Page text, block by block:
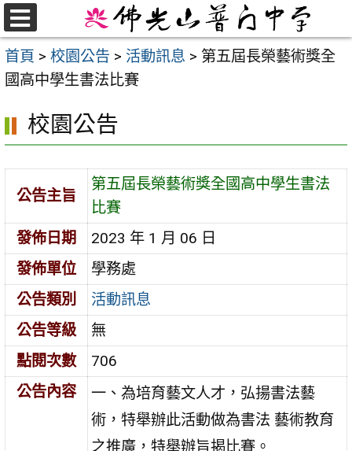
跳
至
主
要
首頁 > 校園公告 > 活動訊息 > 第五屆長榮藝術獎全
國高中學生書法比賽
校園公告
公告主旨
第五屆長榮藝術獎全國高中學生書法
比賽
發佈日期
2023 年 1 月 06 日
發佈單位
學務處
公告類別
活動訊息
公告等級
無
點閱次數
706
公告內容
一、為培育藝文人才，弘揚書法藝
術，特舉辦此活動做為書法 藝術教育
之推廣，特舉辦旨揭比賽。
選
單